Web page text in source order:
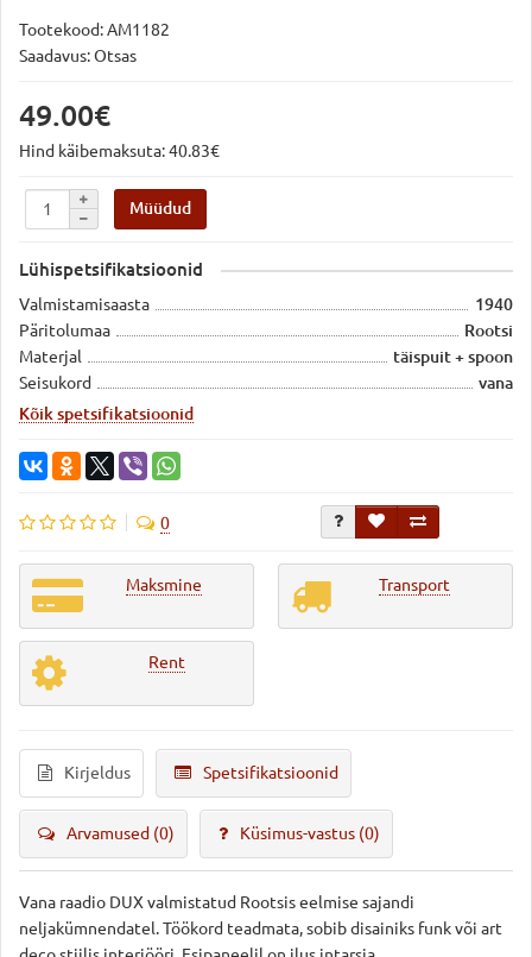
Tootekood:AM1182
Saadavus: Otsas
49.00€
Hind käibemaksuta: 40.83€
Müüdud
Lühispetsifikatsioonid
Valmistamisaasta
1940
Päritolumaa
Rootsi
Materjal
täispuit + spoon
Seisukord
vana
Kõik spetsifikatsioonid
0
Maksmine Transport
Rent
Kirjeldus Spetsifikatsioonid
Arvamused (0) Küsimus-vastus (0)
Vana raadio DUX valmistatud Rootsis eelmise sajandi
neljakümnendatel. Töökord teadmata, sobib disainiks funk või art